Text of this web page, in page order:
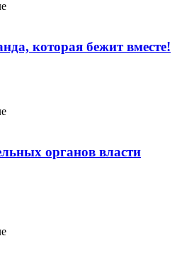
которая бежит вместе!
органов власти